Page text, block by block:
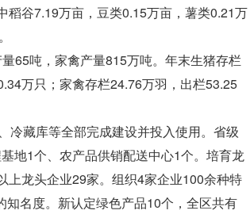
谷7.19万亩，豆类0.15万亩，薯类0.21万
65吨，家禽产量815万吨。年末生猪存栏
万只；家禽存栏24.76万羽，出栏53.25
冷藏库等全部完成建设并投入使用。省级
地1个、农产品供销配送中心1个。培育龙
上龙头企业29家。组织4家企业100余种特
名度。新认定绿色产品10个，全区共有